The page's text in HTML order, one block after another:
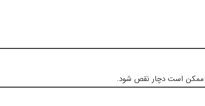
و ممکن است دچار نقص شود.